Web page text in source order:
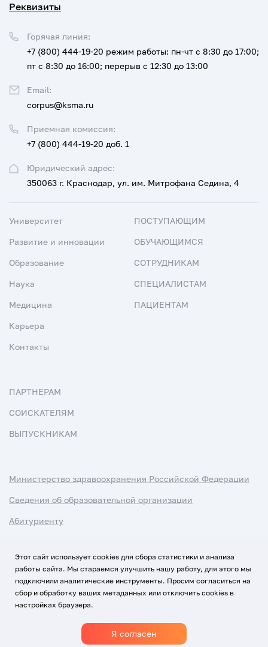
Реквизиты
Юридический адрес:
350063 г. Краснодар, ул. им. Митрофана Седина, 4
Приемная комиссия:
+7 (800) 444-19-20 доб. 1
Горячая линия:
+7 (800) 444-19-20 режим работы: пн-чт с 8:30 до 17:00;
пт с 8:30 до 16:00; перерыв с 12:30 до 13:00
Email:
corpus@ksma.ru
Университет
Развитие и инновации
Образование
Наука
Медицина
Карьера
Контакты
ПОСТУПАЮЩИМ
ОБУЧАЮЩИМСЯ
СОТРУДНИКАМ
СПЕЦИАЛИСТАМ
ПАЦИЕНТАМ
ПАРТНЕРАМ
СОИСКАТЕЛЯМ
ВЫПУСКНИКАМ
Министерство здравоохранения Российской Федерации
Сведения об образовательной организации
Абитуриенту
Использование Cookies
Политика обработки персональных данных
© Все права защищены
Этот сайт использует cookies для сбора статистики и анализа
работы сайта. Мы стараемся улучшить нашу работу, для этого мы
подключили аналитические инструменты. Просим согласиться на
сбор и обработку ваших метаданных или отключить cookies в
настройках браузера.
Я согласен